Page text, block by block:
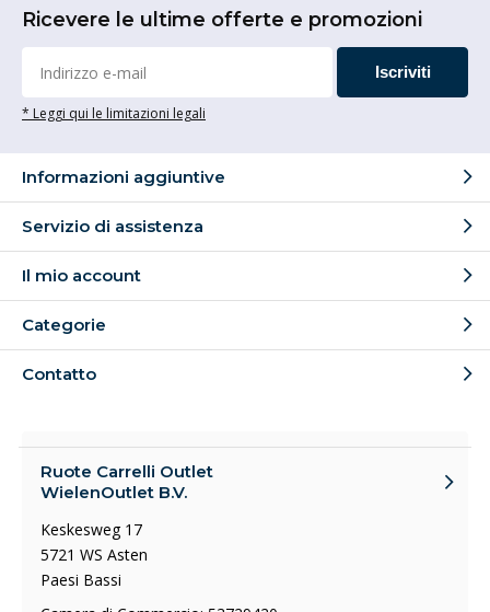
Ricevere le ultime offerte e promozioni
Iscriviti
* Leggi qui le limitazioni legali
Informazioni aggiuntive
Servizio di assistenza
Il mio account
Categorie
Contatto
Ruote Carrelli Outlet
WielenOutlet B.V.
Keskesweg 17
5721 WS Asten
Paesi Bassi